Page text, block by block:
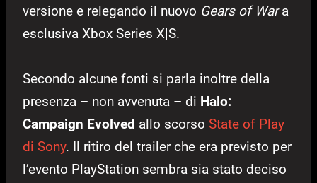
versione e relegando il nuovo Gears of Wara
esclusiva Xbox Series X|S.
Secondo alcune fonti si parla inoltre della
presenza – non avvenuta – di Halo:
Campaign Evolved allo scorso State of Play
di Sony. Il ritiro del trailer che era previsto per
l’evento PlayStation sembra sia stato deciso